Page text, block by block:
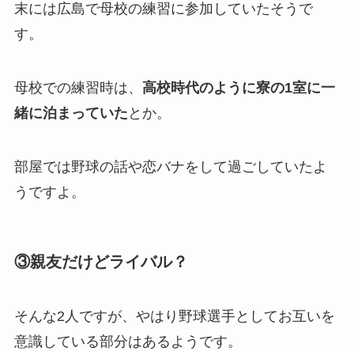
末には広島で母校の練習に参加していたそうで
す。
母校での練習時は、 高校時代のように寮の1室に一
緒に泊まっていた とか。
部屋では野球の話や恋バナをして過ごしていたよ
うですよ。
③親友だけどライバル？
そんな2人ですが、やはり野球選手としてお互いを
意識している部分はあるようです。